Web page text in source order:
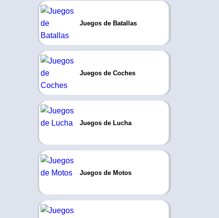
Juegos de Batallas
Juegos de Coches
Juegos de Lucha
Juegos de Motos